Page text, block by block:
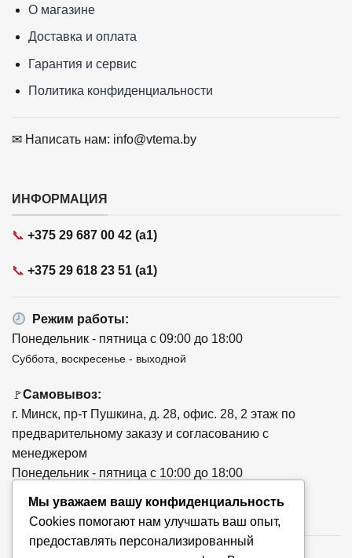
О магазине
Доставка и оплата
Гарантия и сервис
Политика конфиденциальности
✉ Написать нам: info@vtema.by
ИНФОРМАЦИЯ
📞 +375 29 687 00 42 (a1)
📞 +375 29 618 23 51 (a1)
Режим работы:
Понедельник - пятница с 09:00 до 18:00
Суббота, воскресенье - выходной
🚩Самовывоз:
г. Минск, пр-т Пушкина, д. 28, офис. 28, 2 этаж по
предварительному заказу и согласованию с
менеджером
Понедельник - пятница с 10:00 до 18:00
Мы уважаем вашу конфиденциальность
Cookies помогают нам улучшать ваш опыт,
предоставлять персонализированный